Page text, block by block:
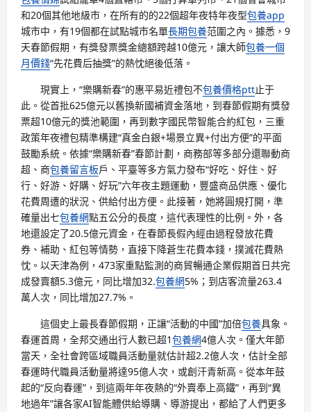
和20個其他地級市，在所有的的22個超年夜特年夜型包養app
城市中，有19個都在試點城市名單長期包養范圍之內。據悉，9
天春節假期，有獎發票獎金總額跨越10億元，讓大師包養一個
月價錢“先花費后抽獎”的熱忱絕後低落。
現實上，“樂購新春”的惠平易近禮包不包養價格ptt止于
此。從首批625億元以舊換新國補資金落地，到春節假期有獎發
票超10億元的獎池範圍，再到數字國民幣智能合約紅包，三重
政策年夜禮包精準構建“真金白銀+場景立異+付出方便”的平面
鼓勵系統。依據“樂購新春”春節計劃，商務部等多部分還聯動商
超、商包養留言板戶、平臺等多方氣力發布“好吃、好住、好
行、好游、好購、好玩”六年夜主題運動，豐盛商品供應、優化
花費周遭的狀況、供給付出方便。此接著，她將圓規打開，準
確量出七包養網點五公分的長度，這代表理性的比例。外，各
地還設定了20.5億元資金，在春節長假內經由過程發放花費
券、補助、紅包等情勢，直接下降蒼生花費本錢，撲滅花費熱
忱。以天津為例，473家重點監測的商貿暢通企業假期首日共完
成發賣額5.3億元，同比增加32.包養網5%；到店客流量263.4
萬人次，同比增加27.7%。
這個史上最長春節假期，正讓“活動的中國”加倍包養具象。
春運首周，全邦交通出行人數已超1包養網4億人次。僅大年節
當天，全社會跨區域職員活動量就估計超2.2億人次，估計全部
春運時代職員活動量將達95億人次，或創汗青新高。從本年鼓
起的“反向春運”，到這兩年年夜熱的“外賣奉上高鐵”，再到“異
地過年”讓各家AI智能體供給導購、導游提出，都給了人們更多